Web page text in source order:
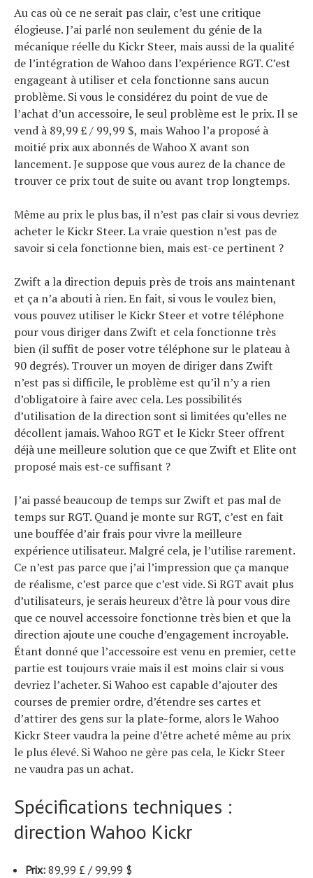
Au cas où ce ne serait pas clair, c’est une critique
élogieuse. J’ai parlé non seulement du génie de la
mécanique réelle du Kickr Steer, mais aussi de la qualité
de l’intégration de Wahoo dans l’expérience RGT. C’est
engageant à utiliser et cela fonctionne sans aucun
problème. Si vous le considérez du point de vue de
l’achat d’un accessoire, le seul problème est le prix. Il se
vend à 89,99 £ / 99,99 $, mais Wahoo l’a proposé à
moitié prix aux abonnés de Wahoo X avant son
lancement. Je suppose que vous aurez de la chance de
trouver ce prix tout de suite ou avant trop longtemps.
Même au prix le plus bas, il n’est pas clair si vous devriez
acheter le Kickr Steer. La vraie question n’est pas de
savoir si cela fonctionne bien, mais est-ce pertinent ?
Zwift a la direction depuis près de trois ans maintenant
et ça n’a abouti à rien. En fait, si vous le voulez bien,
vous pouvez utiliser le Kickr Steer et votre téléphone
pour vous diriger dans Zwift et cela fonctionne très
bien (il suffit de poser votre téléphone sur le plateau à
90 degrés). Trouver un moyen de diriger dans Zwift
n’est pas si difficile, le problème est qu’il n’y a rien
d’obligatoire à faire avec cela. Les possibilités
d’utilisation de la direction sont si limitées qu’elles ne
décollent jamais. Wahoo RGT et le Kickr Steer offrent
déjà une meilleure solution que ce que Zwift et Elite ont
proposé mais est-ce suffisant ?
J’ai passé beaucoup de temps sur Zwift et pas mal de
temps sur RGT. Quand je monte sur RGT, c’est en fait
une bouffée d’air frais pour vivre la meilleure
expérience utilisateur. Malgré cela, je l’utilise rarement.
Ce n’est pas parce que j’ai l’impression que ça manque
de réalisme, c’est parce que c’est vide. Si RGT avait plus
d’utilisateurs, je serais heureux d’être là pour vous dire
que ce nouvel accessoire fonctionne très bien et que la
direction ajoute une couche d’engagement incroyable.
Étant donné que l’accessoire est venu en premier, cette
partie est toujours vraie mais il est moins clair si vous
devriez l’acheter. Si Wahoo est capable d’ajouter des
courses de premier ordre, d’étendre ses cartes et
d’attirer des gens sur la plate-forme, alors le Wahoo
Kickr Steer vaudra la peine d’être acheté même au prix
le plus élevé. Si Wahoo ne gère pas cela, le Kickr Steer
ne vaudra pas un achat.
Spécifications techniques :
direction Wahoo Kickr
Prix: 89,99 £ / 99,99 $